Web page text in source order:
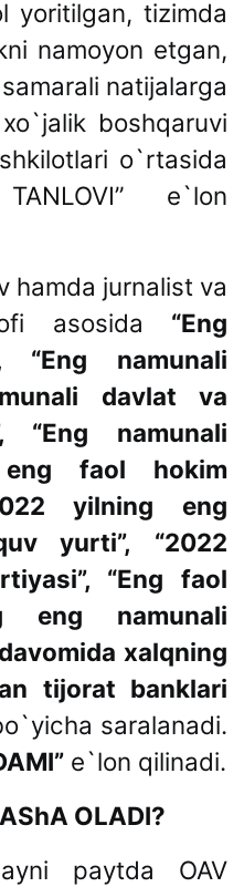
yoritilgan, tizimda
namoyon etgan,
natijalarga
boshqaruvi
o`rtasida
e`lon
hamda jurnalist va
asosida “Eng
“Eng namunali
davlat va
“Eng namunali
eng faol hokim
yilning eng
yurti”,
“2022
“Eng faol
eng namunali
xalqning
tijorat banklari
saralanadi.
e`lon qilinadi.
OLADI?
paytda OAV